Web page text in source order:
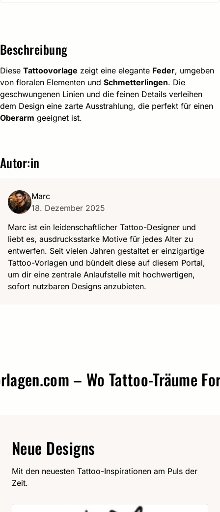
Beschreibung
Diese Tattoovorlage zeigt eine elegante Feder, umgeben
von floralen Elementen und Schmetterlingen. Die
geschwungenen Linien und die feinen Details verleihen
dem Design eine zarte Ausstrahlung, die perfekt für einen
Oberarm geeignet ist.
Autor:in
Marc
18. Dezember 2025
Marc ist ein leidenschaftlicher Tattoo-Designer und
liebt es, ausdrucksstarke Motive für jedes Alter zu
entwerfen. Seit vielen Jahren gestaltet er einzigartige
Tattoo-Vorlagen und bündelt diese auf diesem Portal,
um dir eine zentrale Anlaufstelle mit hochwertigen,
sofort nutzbaren Designs anzubieten.
– Wo Tattoo-Träume Form
Neue Designs
Mit den neuesten Tattoo-Inspirationen am Puls der
Zeit.